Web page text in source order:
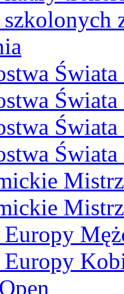
Europy
Europy